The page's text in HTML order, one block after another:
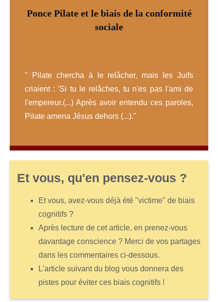
Ponce Pilate et le biais de la conformité
sociale
" Pilate chercha à le relâcher, mais les Juifs
criaient : 'Si tu le relâches, tu n'es pas l'ami de
l'empereur.(...) Après avoir entendu ces paroles,
Pilate amena Jésus dehors (...)."
Et vous, qu'en pensez-vous ?
Et vous, avez-vous déjà été "victime" de biais
cognitifs ?
Après lecture de cet article, en prenez-vous
davantage conscience ? Merci de vos partages
dans les commentaires ci-dessous.
L'article suivant du blog vous donnera des
pistes pour éviter ces biais cognitifs !